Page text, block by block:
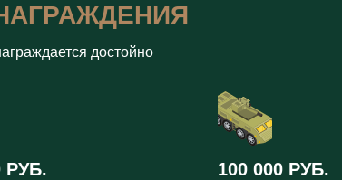
достойно
РУБ. 100 000 РУБ.